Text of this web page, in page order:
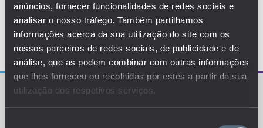
anúncios, fornecer funcionalidades de redes sociais e
analisar o nosso tráfego. Também partilhamos
informações acerca da sua utilização do site com os
nossos parceiros de redes sociais, de publicidade e de
análise, que as podem combinar com outras informações
que lhes forneceu ou recolhidas por estes a partir da sua
utilização dos respetivos serviços.